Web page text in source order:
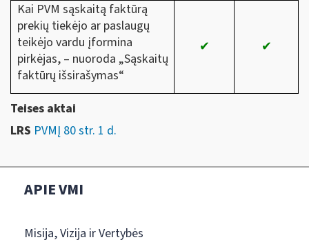
Kai PVM sąskaitą faktūrą
prekių tiekėjo ar paslaugų
teikėjo vardu įformina
pirkėjas, – nuoroda „Sąskaitų
faktūrų išsirašymas“
✔ ✔
Teises aktai
LRS PVMĮ 80 str. 1 d.
APIE VMI
Misija, Vizija ir Vertybės